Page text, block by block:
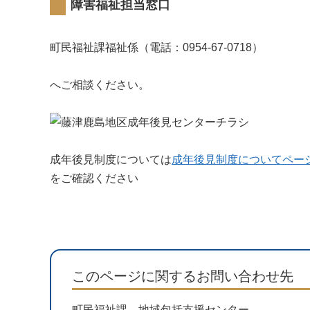
障害福祉担当窓口
町民福祉課福祉係（電話：0954-67-0718）
へご相談ください。
成年後見制度については成年後見制度についてペー
をご確認ください
このページに関するお問い合わせ先